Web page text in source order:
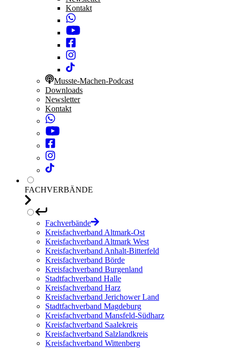
Kontakt
Musste-Machen-Podcast
Downloads
Newsletter
Kontakt
FACHVERBÄNDE
Fachverbände
Kreisfachverband Altmark-Ost
Kreisfachverband Altmark West
Kreisfachverband Anhalt-Bitterfeld
Kreisfachverband Börde
Kreisfachverband Burgenland
Stadtfachverband Halle
Kreisfachverband Harz
Kreisfachverband Jerichower Land
Stadtfachverband Magdeburg
Kreisfachverband Mansfeld-Südharz
Kreisfachverband Saalekreis
Kreisfachverband Salzlandkreis
Kreisfachverband Wittenberg